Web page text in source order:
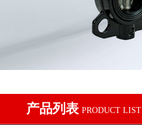
产品列表 PRODUCT LIST